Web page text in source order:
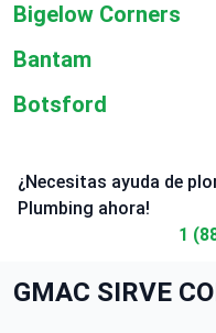
Bigelow Corners
Bantam
Botsford
¿Necesitas ayuda de
Plumbing ahora!
1
GMAC SIRVE